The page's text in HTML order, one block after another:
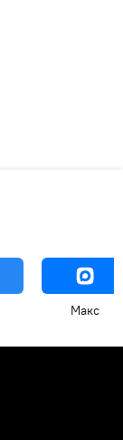
Макс